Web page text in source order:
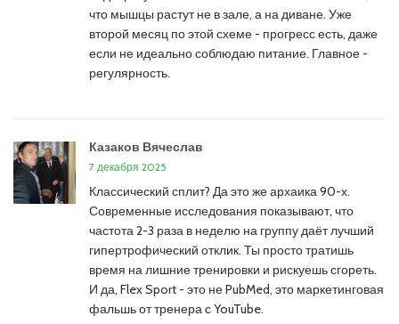
что мышцы растут не в зале, а на диване. Уже
второй месяц по этой схеме - прогресс есть, даже
если не идеально соблюдаю питание. Главное -
регулярность.
Казаков Вячеслав
7 декабря 2025
Классический сплит? Да это же архаика 90-х.
Современные исследования показывают, что
частота 2-3 раза в неделю на группу даёт лучший
гипертрофический отклик. Ты просто тратишь
время на лишние тренировки и рискуешь сгореть.
И да, Flex Sport - это не PubMed, это маркетинговая
фальшь от тренера с YouTube.